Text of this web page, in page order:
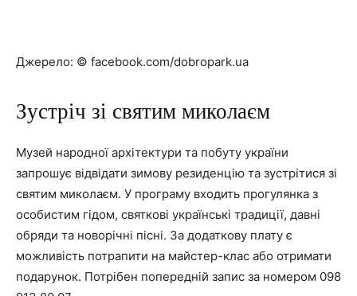
Джерело: © facebook.com/dobropark.ua
Зустріч зі святим миколаєм
Музей народної архітектури та побуту україни
запрошує відвідати зимову резиденцію та зустрітися зі
святим миколаєм. У програму входить прогулянка з
особистим гідом, святкові українські традиції, давні
обряди та новорічні пісні. За додаткову плату є
можливість потрапити на майстер-клас або отримати
подарунок. Потрібен попередній запис за номером 098